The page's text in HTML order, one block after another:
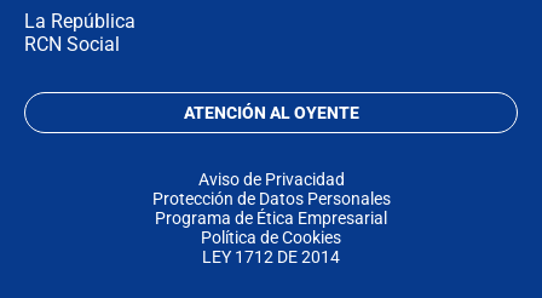
La República
RCN Social
ATENCIÓN AL OYENTE
Aviso de Privacidad
Protección de Datos Personales
Programa de Ética Empresarial
Política de Cookies
LEY 1712 DE 2014